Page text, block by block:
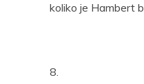
koliko je Hambert
8.